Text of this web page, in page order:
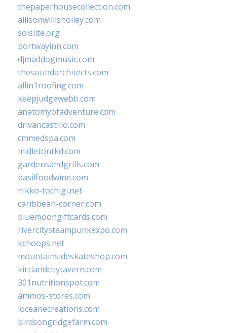
thepaperhousecollection.com
allisonwillisholley.com
solslite.org
portwayinn.com
djmaddogmusic.com
thesoundarchitects.com
allin1roofing.com
keepjudgewebb.com
anatomyofadventure.com
drivancastillo.com
cmmedspa.com
midletontkd.com
gardensandgrills.com
basilfoodwine.com
nikko-tochigi.net
caribbean-corner.com
bluemoongiftcards.com
rivercitysteampunkexpo.com
kchoops.net
mountainsideskateshop.com
kirtlandcitytavern.com
301nutritionspot.com
ammos-stores.com
loceanecreations.com
birdsongridgefarm.com